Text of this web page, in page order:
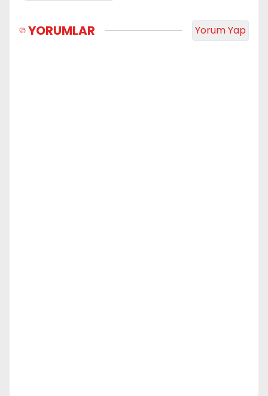
YORUMLAR Yorum Yap